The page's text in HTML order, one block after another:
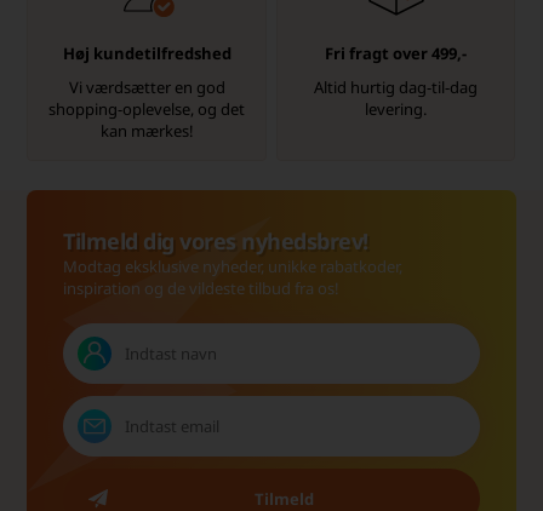
Høj kundetilfredshed
Vi værdsætter en god
shopping-oplevelse, og det
kan mærkes!
Fri fragt over 499,-
Altid hurtig dag-til-dag
levering.
Tilmeld dig vores nyhedsbrev!
Modtag eksklusive nyheder, unikke rabatkoder,
inspiration og de vildeste tilbud fra os!